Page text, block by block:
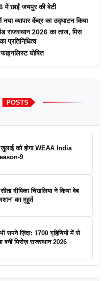
में छाईं जयपुर की बेटी
व्यापार केंद्र का उद्घाटन किया
राजस्थान 2026 का ताज, मिस
प्रतिनिधित्व
घोषित
POSTS
को होगा WEAA India
9
दीपिका चिखलिया ने किया वेब
का मुहूर्त
सपने ज़िंदा: 1700 गृहिणियों में से
बनीं मिसेज़ राजस्थान 2026